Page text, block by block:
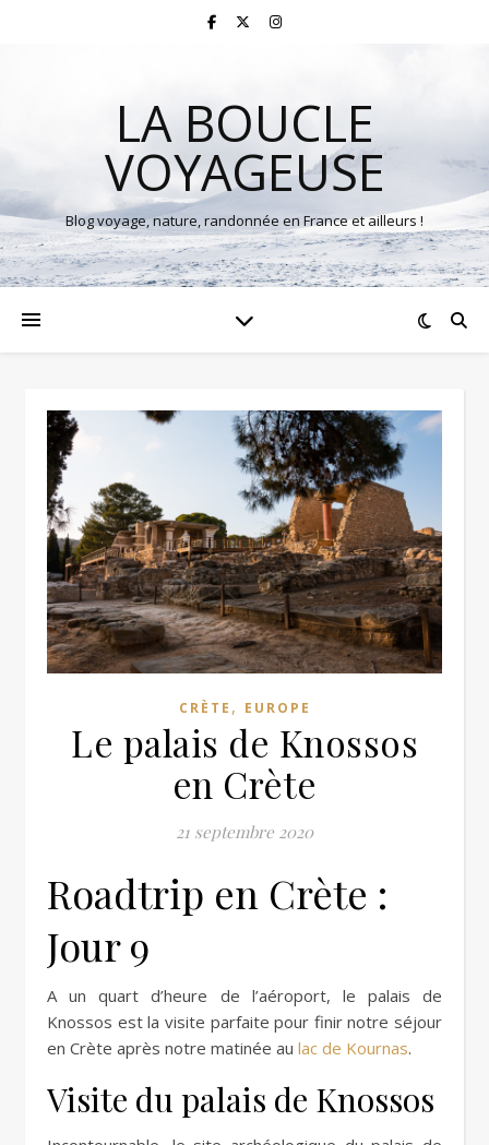
LA BOUCLE
VOYAGEUSE
Blog voyage, nature, randonnée en France et ailleurs !
CRÈTE , EUROPE
Le palais de Knossos
en Crète
21 septembre 2020
Roadtrip en Crète :
Jour 9
A un quart d’heure de l’aéroport, le palais de
Knossos est la visite parfaite pour finir notre séjour
en Crète après notre matinée au lac de Kournas.
Visite du palais de Knossos